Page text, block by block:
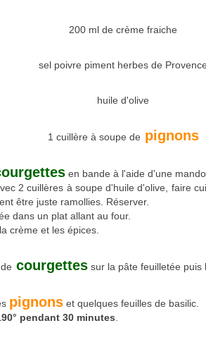
200 ml de crème fraiche
sel poivre piment herbes de
huile d'olive
1 cuillère à soupe de pignons
en bande à l'aide d'une
2 cuillères à soupe d'huile d'olive, faire
être juste ramollies. Réserver.
dans un plat allant au four.
crème et les épices.
courgettes sur la pâte feuilletée
pignons et quelques feuilles de basilic.
pendant 30 minutes